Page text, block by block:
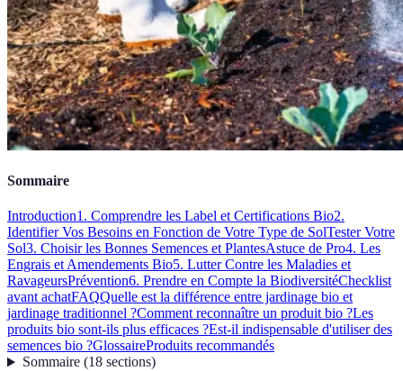
Sommaire
Introduction1. Comprendre les Label et Certifications Bio2.
Identifier Vos Besoins en Fonction de Votre Type de SolTester Votre
Sol3. Choisir les Bonnes Semences et PlantesAstuce de Pro4. Les
Engrais et Amendements Bio5. Lutter Contre les Maladies et
RavageursPrévention6. Prendre en Compte la BiodiversitéChecklist
avant achatFAQQuelle est la différence entre jardinage bio et
jardinage traditionnel ?Comment reconnaître un produit bio ?Les
produits bio sont-ils plus efficaces ?Est-il indispensable d'utiliser des
semences bio ?GlossaireProduits recommandés
Sommaire(18 sections)